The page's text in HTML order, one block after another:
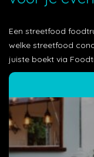
Een streetfood
welke streetfood
juiste boekt via